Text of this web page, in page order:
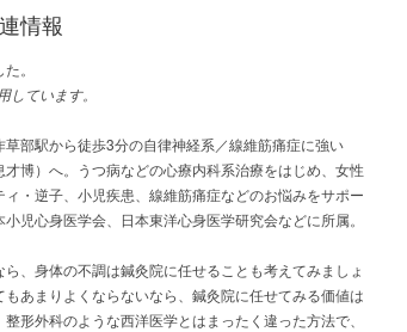
情報
。
しています。
部駅から徒歩3分の自律神経系／線維筋痛症に強い
才博）へ。うつ病などの心療内科系治療をはじめ、女性
・逆子、小児疾患、線維筋痛症などのお悩みをサポー
児心身医学会、日本東洋心身医学研究会などに所属。
、身体の不調は鍼灸院に任せることも考えてみましょ
あまりよくならないなら、鍼灸院に任せてみる価値は
形外科のような西洋医学とはまったく違った方法で、